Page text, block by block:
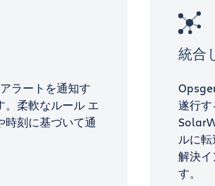
ラートを通知す
。柔軟なルール エ
時刻に基づいて通
統合
遂行す
ルに
解決イ
す。